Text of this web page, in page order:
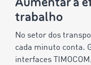
trabalho
No setor dos
cada minuto conta.
interfaces